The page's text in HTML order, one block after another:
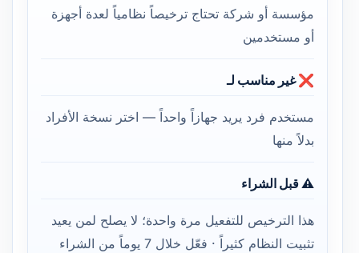
مؤسسة أو شركة تحتاج ترخيصاً نظامياً لعدة أجهزة
أو مستخدمين
❌ غير مناسب لـ
مستخدم فرد يريد جهازاً واحداً — اختر نسخة الأفراد
بدلاً منها
⚠️ قبل الشراء
هذا الترخيص للتفعيل مرة واحدة؛ لا يصلح لمن يعيد
تثبيت النظام كثيراً · فعّل خلال 7 يوماً من الشراء